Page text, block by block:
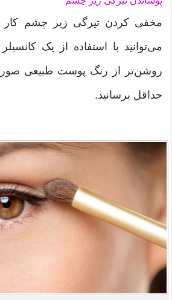
مخفی کردن تیرگی زیر چشم
می‌توانید با استفاده از یک
روشن‌تر از رنگ پوست طبیعی
حداقل برسانید.